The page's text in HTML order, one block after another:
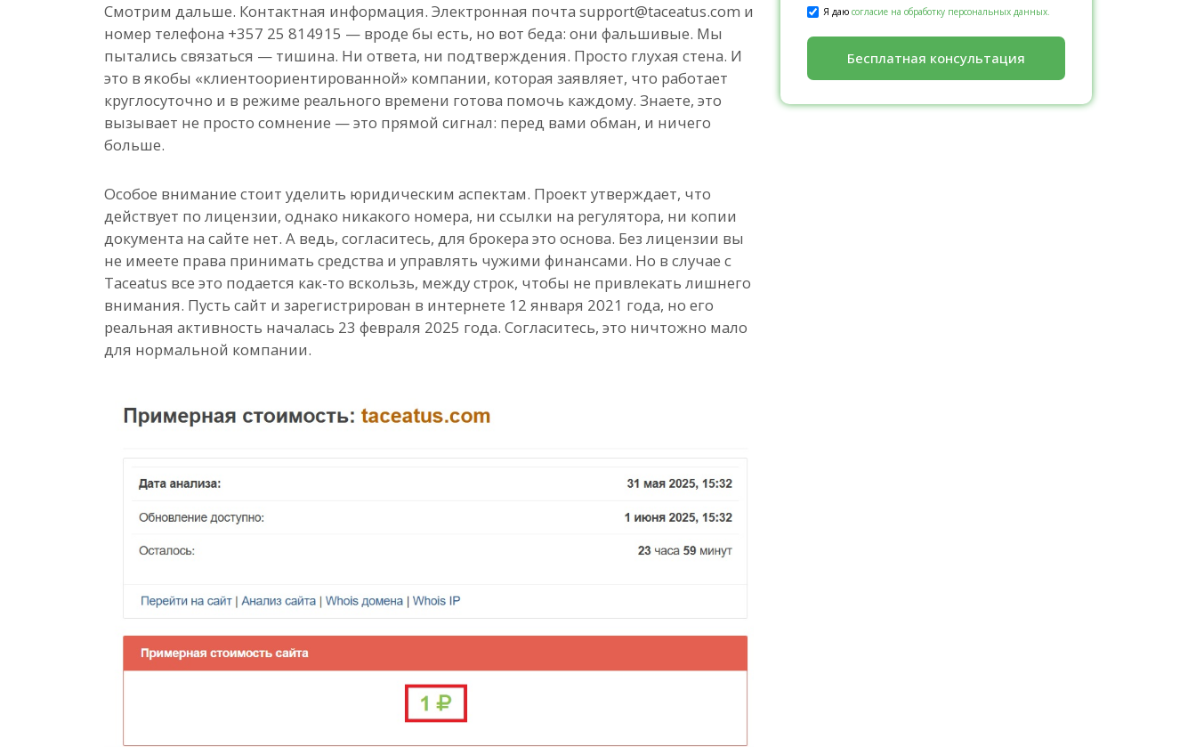
Смотрим дальше. Контактная информация. Электронная почта support@taceatus.com и
номер телефона +357 25 814915 — вроде бы есть, но вот беда: они фальшивые. Мы
пытались связаться — тишина. Ни ответа, ни подтверждения. Просто глухая стена. И
это в якобы «клиентоориентированной» компании, которая заявляет, что работает
круглосуточно и в режиме реального времени готова помочь каждому. Знаете, это
вызывает не просто сомнение — это прямой сигнал: перед вами обман, и ничего
больше.
Особое внимание стоит уделить юридическим аспектам. Проект утверждает, что
действует по лицензии, однако никакого номера, ни ссылки на регулятора, ни копии
документа на сайте нет. А ведь, согласитесь, для брокера это основа. Без лицензии вы
не имеете права принимать средства и управлять чужими финансами. Но в случае с
Taceatus все это подается как-то вскользь, между строк, чтобы не привлекать лишнего
внимания. Пусть сайт и зарегистрирован в интернете 12 января 2021 года, но его
реальная активность началась 23 февраля 2025 года. Согласитесь, это ничтожно мало
для нормальной компании.
Я даю согласие на обработку персональных данных.
Бесплатная консультация